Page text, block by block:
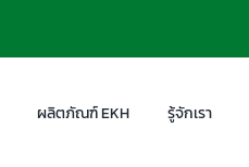
ผลิตภัณฑ์ EKH รู้จักเรา